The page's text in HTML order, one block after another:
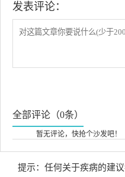
发表评论：
全部评论（0条）
暂无评论，快抢个沙发吧！
提示：任何关于疾病的建